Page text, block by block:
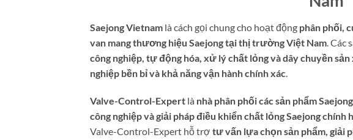
Saejong Vietnam là cách gọi chung cho hoạt động phân phối,
van mang thương hiệu Saejong tại thị trường Việt Nam . Các
công nghiệp, tự động hóa, xử lý chất lỏng và dây chuyền
nghiệp bền bỉ và khả năng vận hành chính xác
Valve-Control-Expert là nhà phân phối các sản phẩm
công nghiệp và giải pháp điều khiển chất lỏng Saejong chính
Valve-Control-Expert hỗ trợ tư vấn lựa chọn sản phẩm, giải